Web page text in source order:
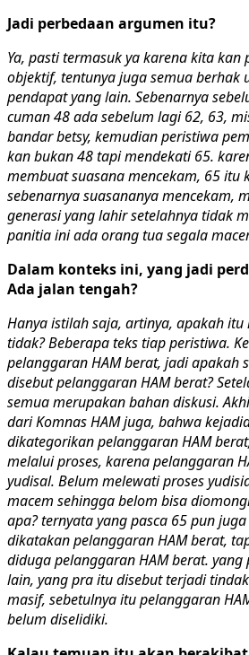
Jadi perbedaan argumen itu?
Ya, pasti termasuk ya karena kita kan
objektif, tentunya juga semua berhak
pendapat yang lain. Sebenarnya
cuman 48 ada sebelum lagi 62, 63,
bandar betsy, kemudian peristiwa
kan bukan 48 tapi mendekati 65.
membuat suasana mencekam, 65 itu
sebenarnya suasananya mencekam,
generasi yang lahir setelahnya tidak
panitia ini ada orang tua segala
Dalam konteks ini, yang jadi
Ada jalan tengah?
Hanya istilah saja, artinya, apakah
tidak? Beberapa teks tiap peristiwa.
pelanggaran HAM berat, jadi apakah
disebut pelanggaran HAM berat?
semua merupakan bahan diskusi.
dari Komnas HAM juga, bahwa
dikategorikan pelanggaran HAM
melalui proses, karena pelanggaran
yudisal. Belum melewati proses
macem sehingga belom bisa
apa? ternyata yang pasca 65 pun
dikatakan pelanggaran HAM berat,
diduga pelanggaran HAM berat.
lain, yang pra itu disebut terjadi
masif, sebetulnya itu pelanggaran
belum diselidiki.